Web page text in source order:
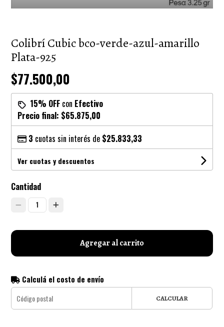
Colibrí Cubic bco-verde-azul-amarillo
Plata-925
$77.500,00
15% OFF con Efectivo
Precio final: $65.875,00
3 cuotas sin interés de $25.833,33
Ver cuotas y descuentos
Cantidad
1
Agregar al carrito
Calculá el costo de envío
CALCULAR